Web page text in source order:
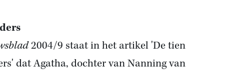
2004/9 staat in het artikel 'De tien
dat Agatha, dochter van Nanning van